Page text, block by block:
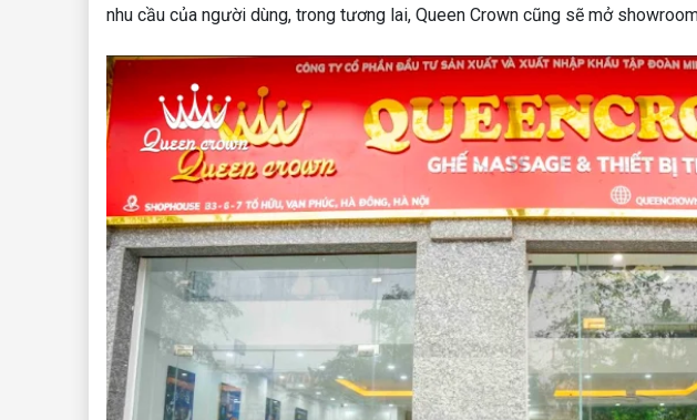
nhu cầu của người dùng, trong tương lai, Queen Crown cũng sẽ mở